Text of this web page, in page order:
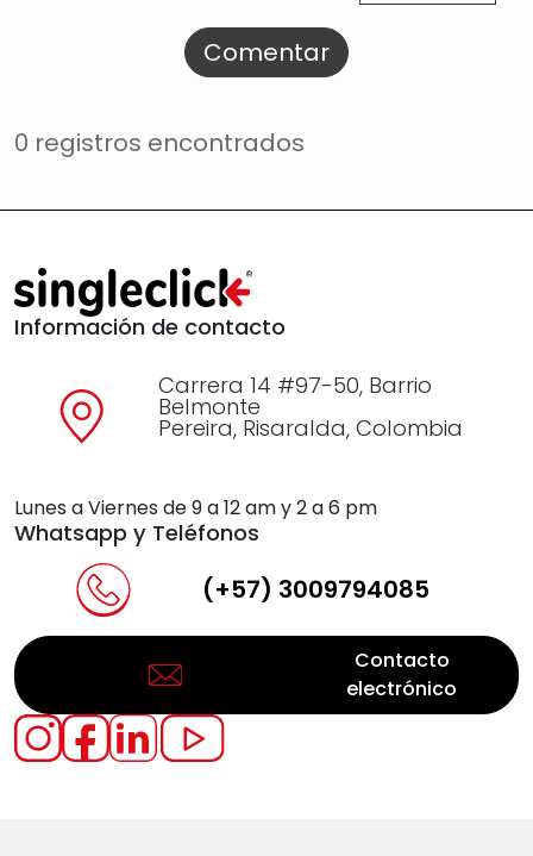
Comentar
0 registros encontrados
Información de contacto
Carrera 14 #97-50, Barrio
Belmonte
Pereira, Risaralda, Colombia
Lunes a Viernes de 9 a 12 am y 2 a 6 pm
Whatsapp y Teléfonos
(+57) 3009794085
Contacto
electrónico